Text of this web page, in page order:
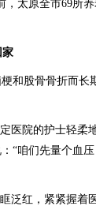
，太原全市69所
和股骨骨折而长
医院的护士轻柔
“咱们先量个血
泛红，紧紧握着